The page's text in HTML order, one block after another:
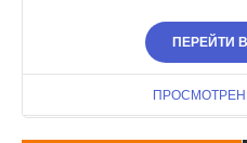
ПЕРЕЙТИ